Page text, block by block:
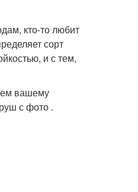
кто-то любит
сорт
и с тем,
вашему
с фото .